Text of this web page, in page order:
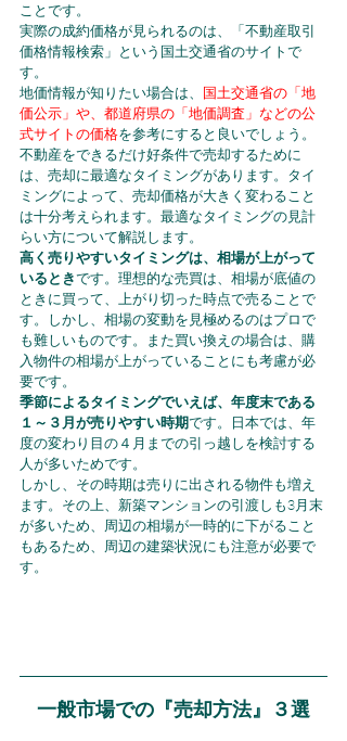
ことです。
実際の成約価格が見られるのは、「不動産取引
価格情報検索」という国土交通省のサイトで
す。
地価情報が知りたい場合は、
国土交通省の「地
価公示」や、都道府県の「地価調査」などの公
式サイトの価格を参考にすると良いでしょう。
不動産をできるだけ好条件で売却するために
は、売却に最適なタイミングがあります。タイ
ミングによって、売却価格が大きく変わること
は十分考えられます。最適なタイミングの見計
らい方について解説します。
高く売りやすいタイミングは、相場が上がって
いるときです。理想的な売買は、相場が底値の
ときに買って、上がり切った時点で売ることで
す。しかし、相場の変動を見極めるのはプロで
も難しいものです。また買い換えの場合は、購
入物件の相場が上がっていることにも考慮が必
要です。
季節によるタイミングでいえば、年度末である
１～３月が売りやすい時期です。日本では、年
度の変わり目の４月までの引っ越しを検討する
人が多いためです。
しかし、その時期は売りに出される物件も増え
ます。その上、新築マンションの引渡しも3月末
が多いため、周辺の相場が一時的に下がること
もあるため、周辺の建築状況にも注意が必要で
す。
一般市場での『売却方法』３選